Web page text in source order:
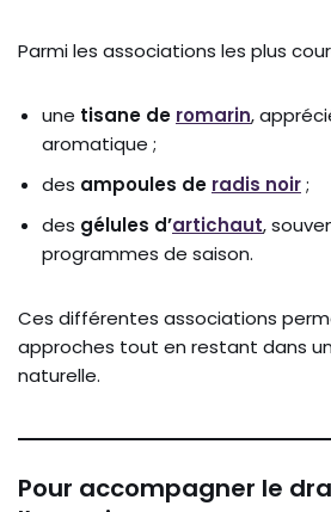
Parmi les associations les plus
une tisane de romarin,
aromatique ;
des ampoules de radis noir;
des gélules d’artichaut,
programmes de saison.
Ces différentes associations
approches tout en restant dans
naturelle.
Pour accompagner le